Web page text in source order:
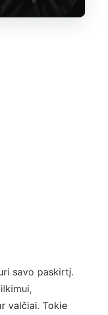
savo paskirtį.
valčiai. Tokie